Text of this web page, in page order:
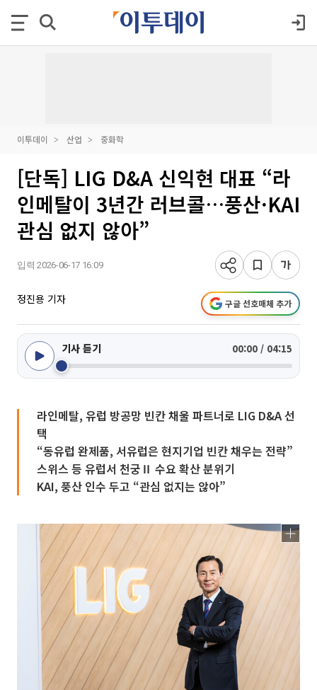
이투데이 산업 중화학
[단독] LIG D&A 신익현 대표 “라
인메탈이 3년간 러브콜…풍산·KAI
관심 없지 않아”
입력 2026-06-17 16:09
정진용 기자 구글 선호매체 추가
기사 듣기 00:00 / 04:15
라인메탈, 유럽 방공망 빈칸 채울 파트너로 LIG D&A 선
택
“동유럽 완제품, 서유럽은 현지기업 빈칸 채우는 전략”
스위스 등 유럽서 천궁Ⅱ 수요 확산 분위기
KAI, 풍산 인수 두고 “관심 없지는 않아”